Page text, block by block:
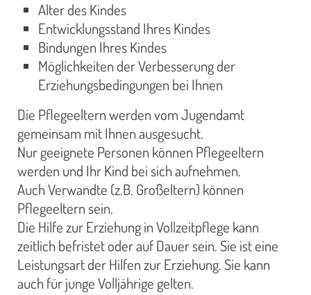
Alter des Kindes
Entwicklungsstand Ihres Kindes
Bindungen Ihres Kindes
Möglichkeiten der Verbesserung der
Erziehungsbedingungen bei Ihnen
Die Pflegeeltern werden vom Jugendamt
gemeinsam mit Ihnen ausgesucht.
Nur geeignete Personen können Pflegeeltern
werden und Ihr Kind bei sich aufnehmen.
Auch Verwandte (z.B. Großeltern) können
Pflegeeltern sein.
Die Hilfe zur Erziehung in Vollzeitpflege kann
zeitlich befristet oder auf Dauer sein. Sie ist eine
Leistungsart der Hilfen zur Erziehung. Sie kann
auch für junge Volljährige gelten.